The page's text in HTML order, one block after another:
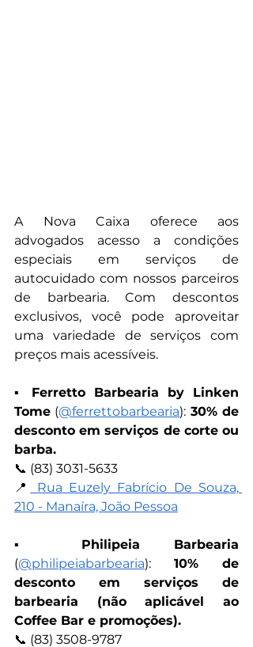
A Nova Caixa oferece aos
advogados acesso a condições
especiais em serviços de
autocuidado com nossos parceiros
de barbearia. Com descontos
exclusivos, você pode aproveitar
uma variedade de serviços com
preços mais acessíveis.
▪︎ Ferretto Barbearia by Linken
Tome (@ferrettobarbearia): 30% de
desconto em serviços de corte ou
barba.
📞 (83) 3031-5633
📍
Rua Euzely Fabrício De Souza,
210 - Manaíra, João Pessoa
▪︎ Philipeia Barbearia
(@philipeiabarbearia): 10% de
desconto em serviços de
barbearia (não aplicável ao
Coffee Bar e promoções).
📞 (83) 3508-9787